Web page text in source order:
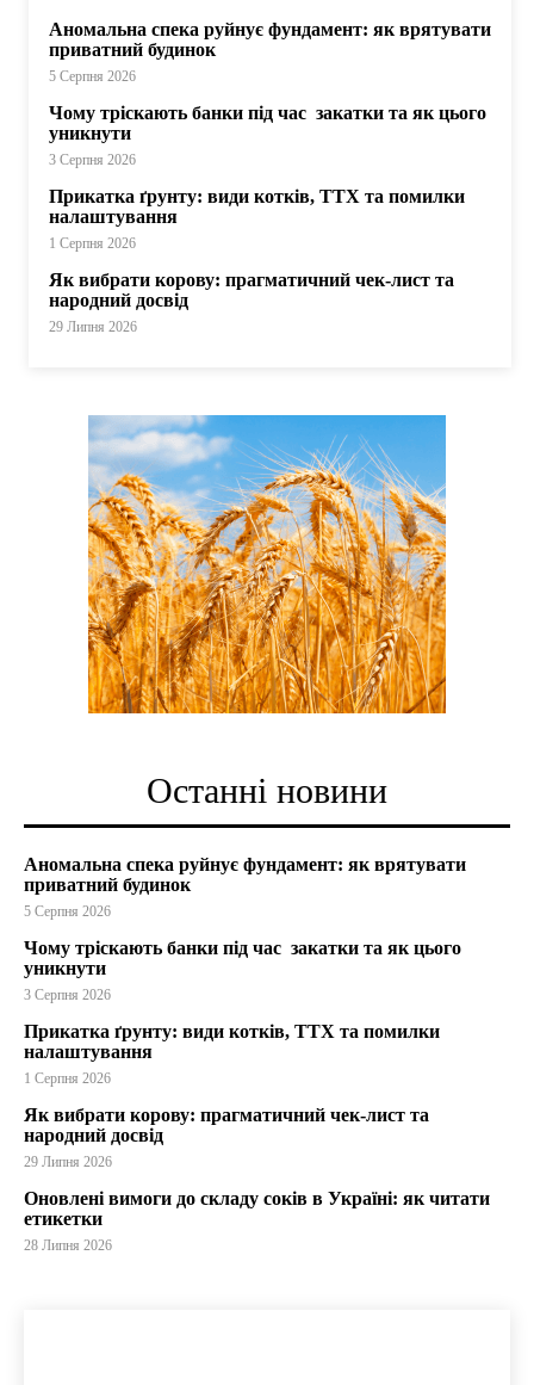
Аномальна спека руйнує фундамент: як врятувати
приватний будинок
5 Серпня 2026
Чому тріскають банки під час закатки та як цього
уникнути
3 Серпня 2026
Прикатка ґрунту: види котків, ТТХ та помилки
налаштування
1 Серпня 2026
Як вибрати корову: прагматичний чек-лист та
народний досвід
29 Липня 2026
Останні новини
Аномальна спека руйнує фундамент: як врятувати
приватний будинок
5 Серпня 2026
Чому тріскають банки під час закатки та як цього
уникнути
3 Серпня 2026
Прикатка ґрунту: види котків, ТТХ та помилки
налаштування
1 Серпня 2026
Як вибрати корову: прагматичний чек-лист та
народний досвід
29 Липня 2026
Оновлені вимоги до складу соків в Україні: як читати
етикетки
28 Липня 2026